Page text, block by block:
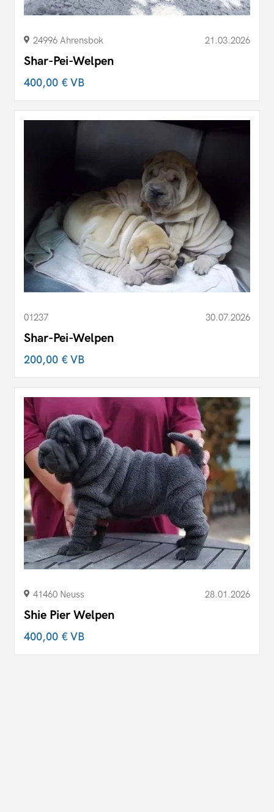
24996 Ahrensbok 21.03.2026
Shar-Pei-Welpen
400,00 €VB
01237 30.07.2026
Shar-Pei-Welpen
200,00 €VB
41460 Neuss 28.01.2026
Shie Pier Welpen
400,00 €VB